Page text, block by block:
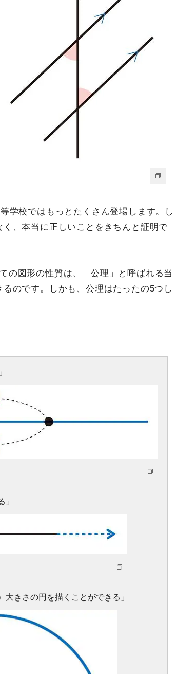
学校ではもっとたくさん登場します。し
、本当に正しいことをきちんと証明で
の図形の性質は、「公理」と呼ばれる当
のです。しかも、公理はたったの5つし
」
大きさの円を描くことができる」